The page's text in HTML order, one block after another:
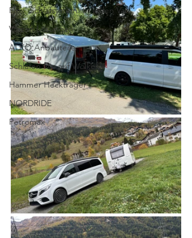
Flex. Schlafsystem für jeden Van
Vorzelt Lösungen
ALKO Anbauteile
Schlafen wie auf Wolke 7
Hammer Heckträger
NORDRIDE
Petromax